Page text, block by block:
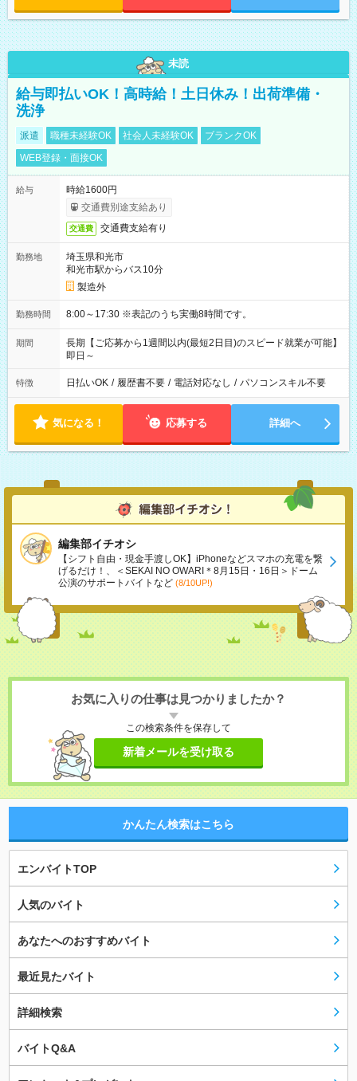
未読
給与即払いOK！高時給！土日休み！出荷準備・
洗浄
派遣 職種未経験OK 社会人未経験OK
ブランクOK
WEB登録・面接OK
給与
時給1600円
交通費別途支給あり
交通費 交通費支給有り
勤務地
埼玉県和光市
和光市駅からバス10分
製造外
勤務時間 8:00～17:30 ※表記のうち実働8時間です。
期間
長期【ご応募から1週間以内(最短2日目)のスピード就業が可能】
即日～
特徴 日払いOK / 履歴書不要 / 電話対応なし / パソコンスキル不要
気になる！ 応募する 詳細へ
編集部イチオシ
【シフト自由・現金手渡しOK】iPhoneなどスマホの充電を繋
げるだけ！、＜SEKAI NO OWARI＊8月15日・16日＞ドーム
公演のサポートバイトなど (8/10UP!)
お気に入りの仕事は見つかりましたか？
この検索条件を保存して
新着メールを受け取る
かんたん検索はこちら
エンバイトTOP
人気のバイト
あなたへのおすすめバイト
最近見たバイト
詳細検索
バイトQ&A